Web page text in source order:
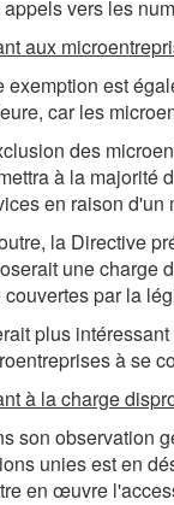
vers les
aux
exemption est
car les
des
à la majorité
en raison d'un
la Directive
une charge
couvertes par la
plus
à se
à la charge
son observation
unies est en
en œuvre